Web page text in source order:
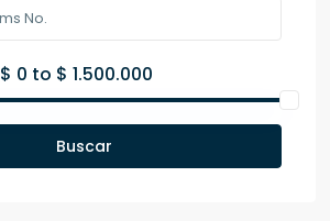
$ 0 to $ 1.500.000
Buscar